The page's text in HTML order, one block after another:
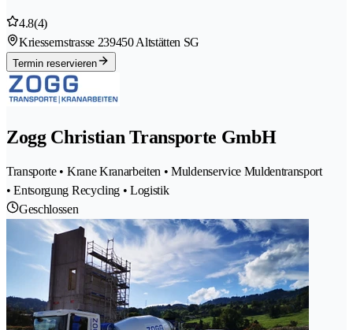
4.8(4)
Kriessernstrasse 239450 Altstätten SG
Termin reservieren
Zogg Christian Transporte GmbH
Transporte • Krane Kranarbeiten • Muldenservice Muldentransport
• Entsorgung Recycling • Logistik
Geschlossen